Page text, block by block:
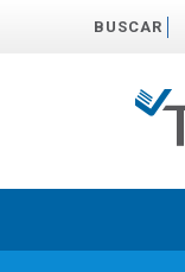
BUSCAR